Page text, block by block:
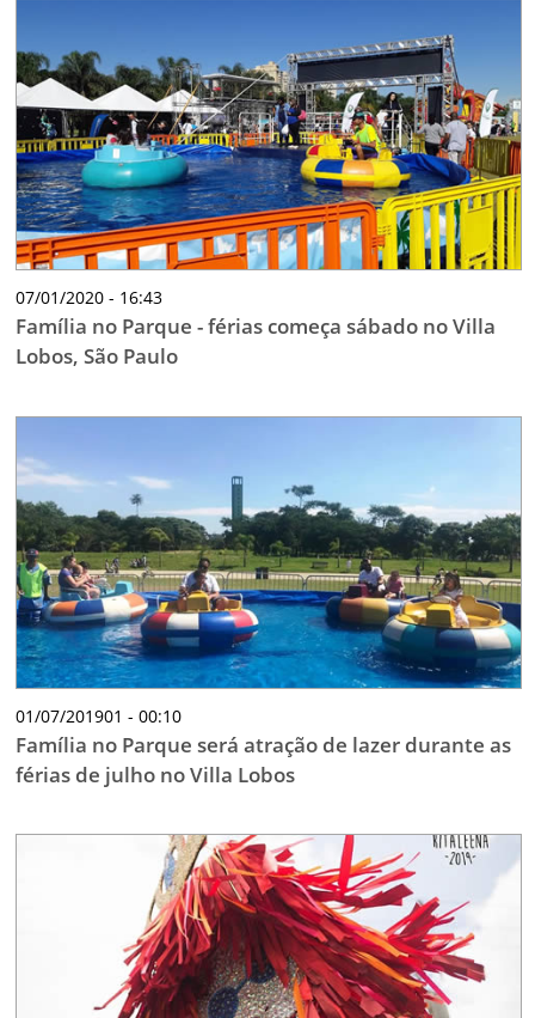
07/01/2020 - 16:43
Família no Parque - férias começa sábado no Villa
Lobos, São Paulo
01/07/201901 - 00:10
Família no Parque será atração de lazer durante as
férias de julho no Villa Lobos